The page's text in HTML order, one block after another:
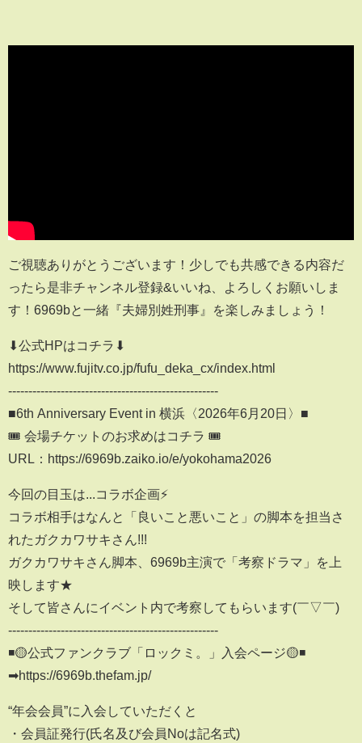
ご視聴ありがとうございます！少しでも共感できる内容だ
ったら是非チャンネル登録&いいね、よろしくお願いしま
す！6969bと一緒『夫婦別姓刑事』を楽しみましょう！
⬇︎公式HPはコチラ⬇︎
https://www.fujitv.co.jp/fufu_deka_cx/index.html
----------------------------------------------------
■6th Anniversary Event in 横浜〈2026年6月20日〉■
🎟️ 会場チケットのお求めはコチラ 🎟️
URL：https://6969b.zaiko.io/e/yokohama2026
今回の目玉は...コラボ企画⚡️
コラボ相手はなんと「良いこと悪いこと」の脚本を担当さ
れたガクカワサキさん!!!
ガクカワサキさん脚本、6969b主演で「考察ドラマ」を上
映します★
そして皆さんにイベント内で考察してもらいます(￣▽￣)
----------------------------------------------------
◾️🟡公式ファンクラブ「ロックミ。」入会ページ🟡◾️
➡︎https://6969b.thefam.jp/
“年会会員”に入会していただくと
・会員証発行(氏名及び会員Noは記名式)